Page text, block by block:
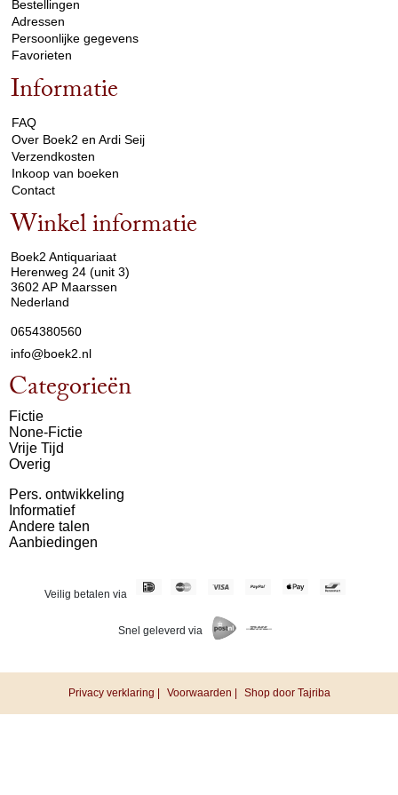
Bestellingen
Adressen
Persoonlijke gegevens
Favorieten
Informatie
FAQ
Over Boek2 en Ardi Seij
Verzendkosten
Inkoop van boeken
Contact
Winkel informatie
Boek2 Antiquariaat
Herenweg 24 (unit 3)
3602 AP Maarssen
Nederland
0654380560
info@boek2.nl
Categorieën
Fictie
None-Fictie
Vrije Tijd
Overig
Pers. ontwikkeling
Informatief
Andere talen
Aanbiedingen
Veilig betalen via
Snel geleverd via
Privacy verklaring | Voorwaarden | Shop door Tajriba